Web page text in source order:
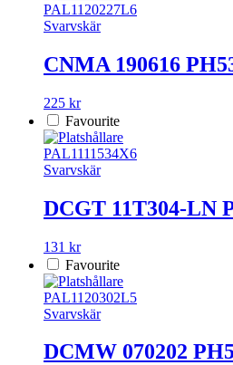
PAL1120227L6
Svarvskär
CNMA 190616
225 kr
Favourite
PAL1111534X6
Svarvskär
DCGT 11T304-LN
131 kr
Favourite
PAL1120302L5
Svarvskär
DCMW 070202